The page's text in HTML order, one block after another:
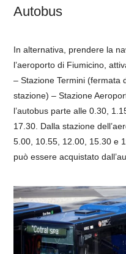
Autobus
In alternativa, prendere la
l’aeroporto di Fiumicino,
– Stazione Termini (fermata
stazione) – Stazione
l’autobus parte alle 0.30,
17.30. Dalla stazione
5.00, 10.55, 12.00, 15.30 e
può essere acquistato